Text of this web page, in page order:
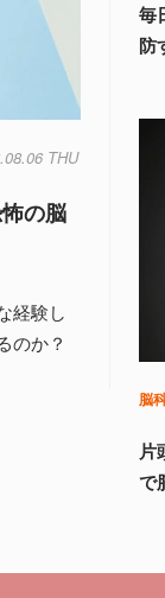
THU
の脳
経験し
のか？
毎
防
脳
片
で